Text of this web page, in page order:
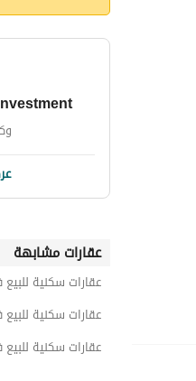
عقارات مشابهة
عقارات سكنية
عقارات سكنية
عقارات سكنية